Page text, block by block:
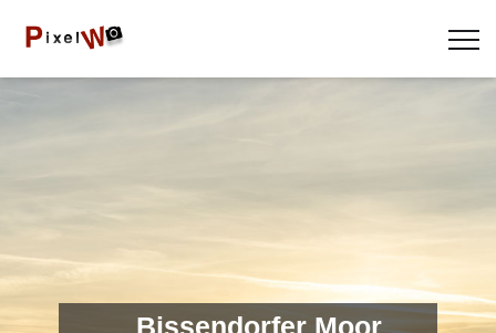
Bissendorfer Moor